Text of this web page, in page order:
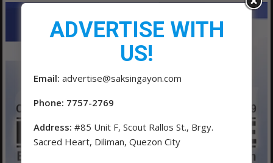
ADVERTISE WITH
US!
Email: advertise@saksingayon.com
Phone: 7757-2769
Address: #85 Unit F, Scout Rallos St., Brgy.
Sacred Heart, Diliman, Quezon City